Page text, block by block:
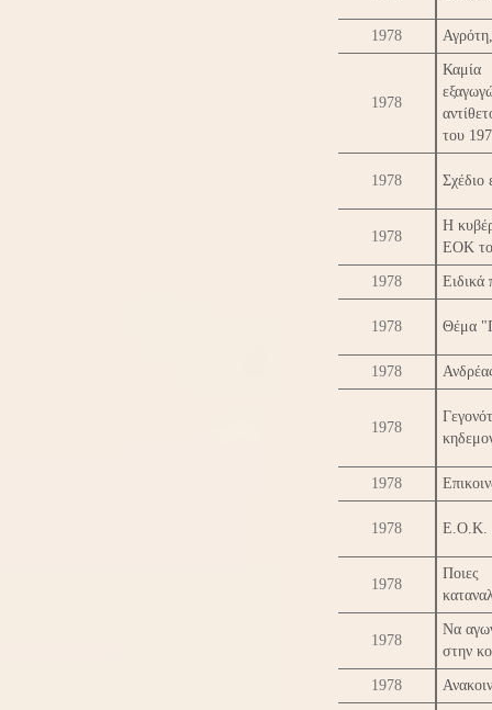
1978
1978
Καμία
του
1978 Σχέδιο
1978
Η
ΕΟΚ
1978 Ειδικά
1978 Θέμα
1978
1978
1978
1978 Ε.Ο.Κ.
1978
Ποιες
1978
Να
στην
1978